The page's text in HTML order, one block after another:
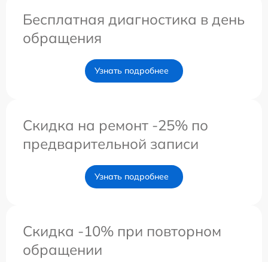
Бесплатная диагностика в день
обращения
Узнать подробнее
Скидка на ремонт -25% по
предварительной записи
Узнать подробнее
Скидка -10% при повторном
обращении